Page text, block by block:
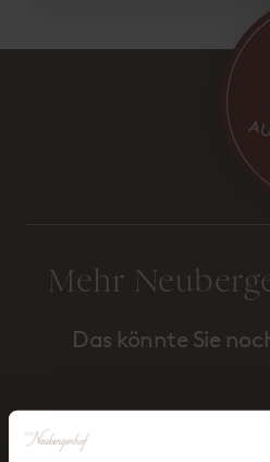
Mehr
Das könnte Sie